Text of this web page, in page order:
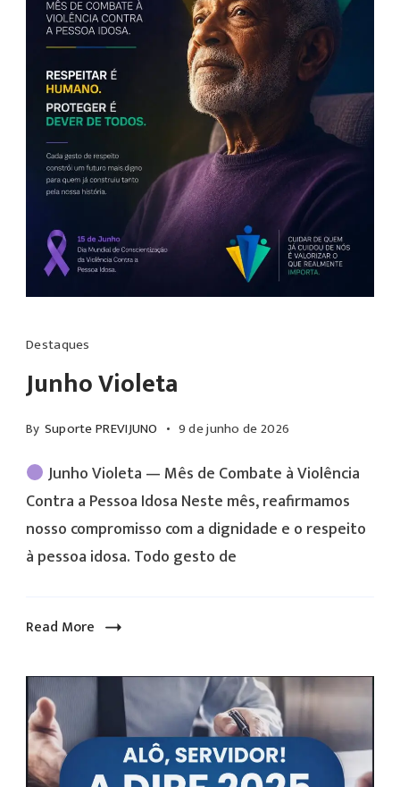
Destaques
Junho Violeta
By Suporte PREVIJUNO 9 de junho de 2026
Junho Violeta — Mês de Combate à Violência
Contra a Pessoa Idosa Neste mês, reafirmamos
nosso compromisso com a dignidade e o respeito
à pessoa idosa. Todo gesto de
Read More